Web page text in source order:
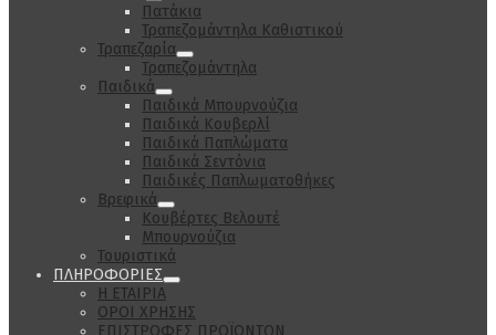
Πατάκια
Τραπεζομάντηλα Καθιστικού
Τραπεζαρία
Τραπεζομάντηλα
Παιδικά
Παιδικά Μπουρνούζια
Παιδικά Κουβερλί
Παιδικά Παπλώματα
Παιδικά Σεντόνια
Παιδικές Παπλωματοθήκες
Βρεφικά
Κουβέρτες Βελουτέ
Μπουρνούζια
Τουριστικά
ΠΛΗΡΟΦΟΡΙΕΣ
Η ΕΤΑΙΡΙΑ
ΟΡΟΙ ΧΡΗΣΗΣ
ΕΠΙΣΤΡΟΦΕΣ ΠΡΟΪΟΝΤΩΝ